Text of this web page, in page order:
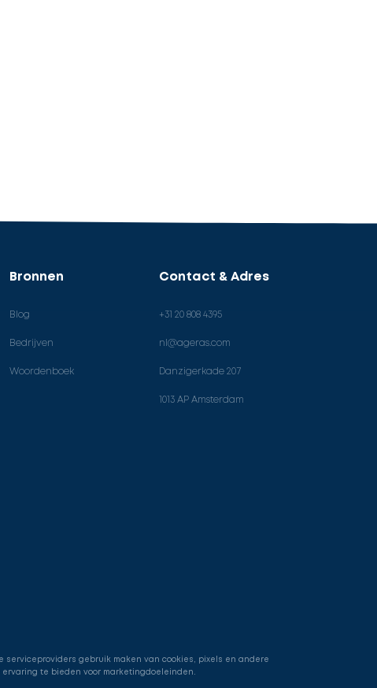
Bronnen
Blog
Bedrijven
Woordenboek
Contact & Adres
+31 20 808 4395
nl@ageras.com
Danzigerkade 207
1013 AP Amsterdam
gebruik maken van cookies, pixels en andere
te bieden voor marketingdoeleinden.